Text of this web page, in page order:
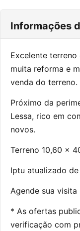
Informações
Excelente
muita reforma e
venda do terreno.
Próximo da
Lessa, rico em
novos.
Terreno 10,60 x
Iptu atualizado
Agende sua visita
* As ofertas
verificação com